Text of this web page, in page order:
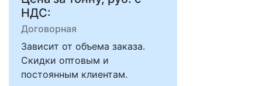
НДС:
Договорная
Зависит от объема заказа.
Скидки оптовым и
постоянным клиентам.